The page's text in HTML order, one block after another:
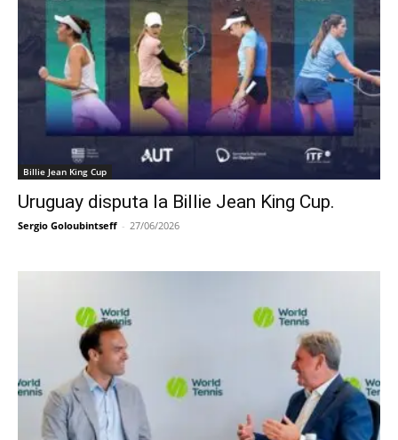
Billie Jean King Cup
Uruguay disputa la Billie Jean King Cup.
Sergio Goloubintseff - 27/06/2026